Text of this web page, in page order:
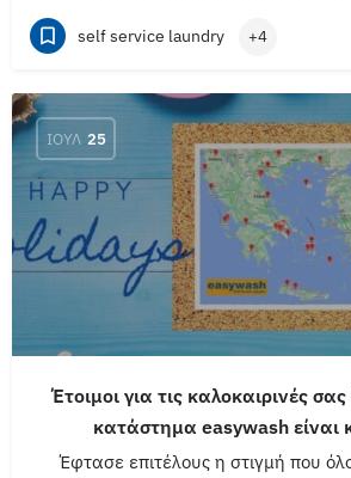
self service laundry +4
ΙΟΎΛ 25
Έτοιμοι για τις καλοκαιρινές
κατάστημα easywash είναι
Έφτασε επιτέλους η στιγμή που